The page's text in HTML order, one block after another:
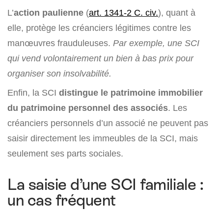
L’action paulienne (art. 1341-2 C. civ.), quant à
elle, protège les créanciers légitimes contre les
manœuvres frauduleuses. Par exemple, une SCI
qui vend volontairement un bien à bas prix pour
organiser son insolvabilité.
Enfin, la SCI distingue le patrimoine immobilier
du patrimoine personnel des associés. Les
créanciers personnels d’un associé ne peuvent pas
saisir directement les immeubles de la SCI, mais
seulement ses parts sociales.
La saisie d’une SCI familiale :
un cas fréquent